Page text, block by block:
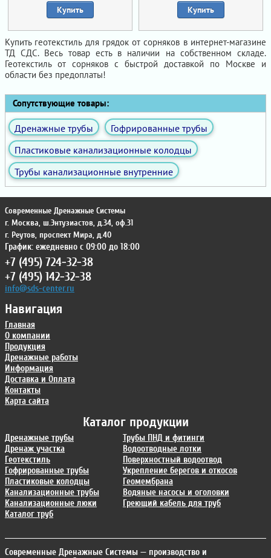
Купить Купить
Купить геотекстиль для грядок от сорняков в интернет-магазине
ТД СДС. Весь товар есть в наличии на собственном складе.
Геотекстиль от сорняков с быстрой доставкой по Москве и
области без предоплаты!
Сопутствующие товары:
Дренажные трубы
Гофрированные трубы
Пластиковые канализационные колодцы
Трубы канализационные внутренние
Каталог продукции
Дренажные трубы
Дренаж участка
Геотекстиль
Гофрированные трубы
Пластиковые колодцы
Канализационные трубы
Канализационные люки
Каталог труб
Трубы ПНД и фитинги
Водоотводные лотки
Поверхностный водоотвод
Укрепление берегов и откосов
Геомембрана
Водяные насосы и оголовки
Греющий кабель для труб
Навигация
Главная
О компании
Продукция
Дренажные работы
Информация
Доставка и Оплата
Контакты
Карта сайта
Современные Дренажные Системы
г. Москва, ш.Энтузиастов, д.34, оф.31
г. Реутов, проспект Мира, д.40
График: ежедневно с 09:00 до 18:00
+7 (495) 724-32-38
+7 (495) 142-32-38
info@sds-center.ru
Современные Дренажные Системы — производство и